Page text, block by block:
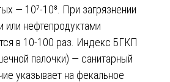
— 10⁷-10⁸. При загрязнении
нефтепродуктами
в 10-100 раз. Индекс БГКП
палочки) — санитарный
указывает на фекальное